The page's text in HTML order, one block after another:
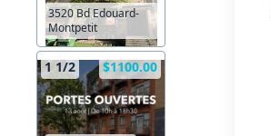
3520 Bd Edouard-
Montpetit
1 1/2 $1100.00